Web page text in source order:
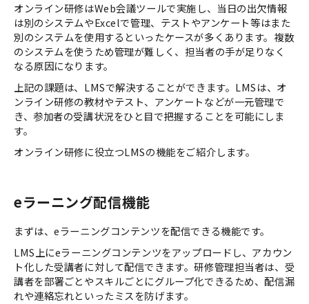
オンライン研修はWeb会議ツールで実施し、当日の出欠情報
は別のシステムやExcelで管理、テストやアンケート等はまた
別のシステムを使用するといったケースが多くあります。複数
のシステムを使うため管理が難しく、担当者の手が足りなく
なる原因になります。
上記の課題は、LMSで解決することができます。LMSは、オ
ンライン研修の教材やテスト、アンケートなどが一元管理で
き、参加者の受講状況をひと目で把握することを可能にしま
す。
オンライン研修に役立つLMSの機能をご紹介します。
eラーニング配信機能
まずは、eラーニングコンテンツを配信できる機能です。
LMS上にeラーニングコンテンツをアップロードし、アカウン
ト化した受講者に対して配信できます。研修管理担当者は、受
講者を部署ごとやスキルごとにグループ化できるため、配信漏
れや連絡忘れといったミスを防げます。